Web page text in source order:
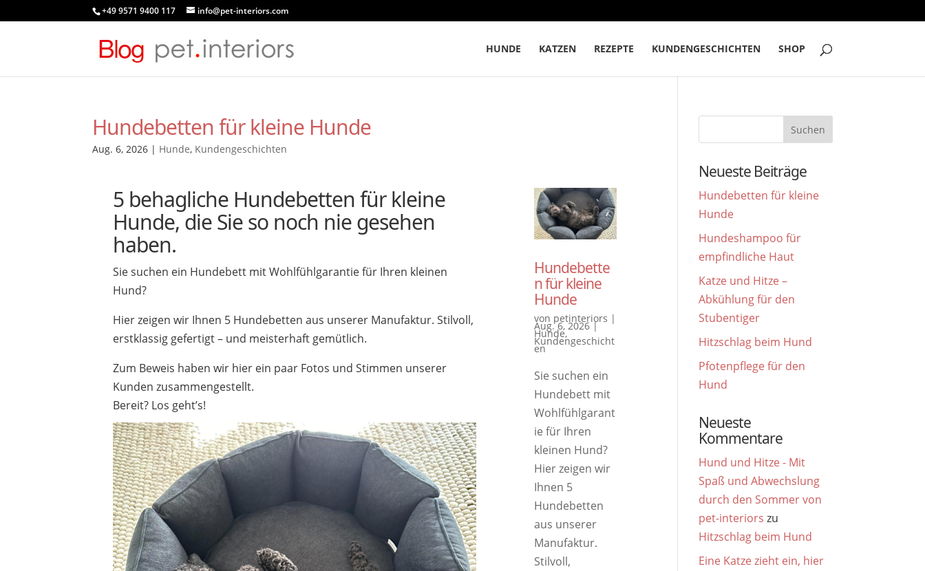
+49 9571 9400 117 info@pet-interiors.com
HUNDE KATZEN REZEPTE KUNDENGESCHICHTEN SHOP
Hundebetten für kleine Hunde
Aug. 6, 2026 | Hunde, Kundengeschichten
5 behagliche Hundebetten für kleine
Hunde, die Sie so noch nie gesehen
haben.
Sie suchen ein Hundebett mit Wohlfühlgarantie für Ihren kleinen
Hund?
Hier zeigen wir Ihnen 5 Hundebetten aus unserer Manufaktur. Stilvoll,
erstklassig gefertigt – und meisterhaft gemütlich.
Zum Beweis haben wir hier ein paar Fotos und Stimmen unserer
Kunden zusammengestellt.
Bereit? Los geht’s!
Hundebette
n für kleine
Hunde
von petinteriors |
Aug. 6, 2026|
Hunde,
Kundengeschicht
en
Sie suchen ein
Hundebett mit
Wohlfühlgarant
ie für Ihren
kleinen Hund?
Hier zeigen wir
Ihnen 5
Hundebetten
aus unserer
Manufaktur.
Stilvoll,
Neueste Beiträge
Hundebetten für kleine
Hunde
Hundeshampoo für
empfindliche Haut
Katze und Hitze –
Abkühlung für den
Stubentiger
Hitzschlag beim Hund
Pfotenpflege für den
Hund
Neueste
Kommentare
Hund und Hitze - Mit
Spaß und Abwechslung
durch den Sommer von
pet-interiors zu
Hitzschlag beim Hund
Eine Katze zieht ein, hier